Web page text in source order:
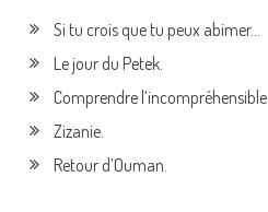
Si tu crois que tu peux abimer…
Le jour du Petek.
Comprendre l’incompréhensible.
Zizanie.
Retour d’Ouman.